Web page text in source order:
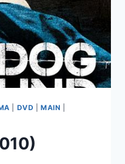
DVD |MAIN